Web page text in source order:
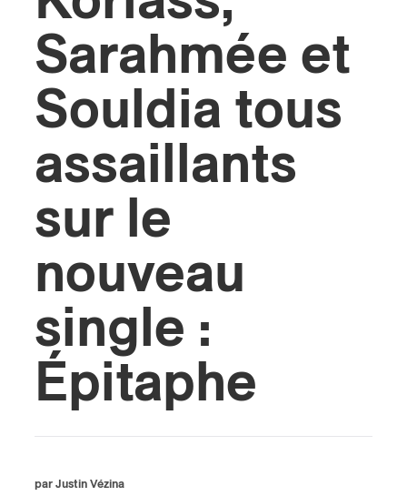
Sarahmée et
Souldia tous
assaillants
sur le
nouveau
single :
Épitaphe
par Justin Vézina